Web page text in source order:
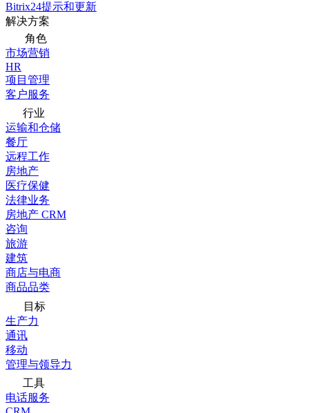
Bitrix24提示和更新
解决方案
角色
市场营销
HR
项目管理
客户服务
行业
运输和仓储
餐厅
远程工作
房地产
医疗保健
法律业务
房地产 CRM
咨询
旅游
建筑
商店与电商
商品品类
目标
生产力
通讯
移动
管理与领导力
工具
电话服务